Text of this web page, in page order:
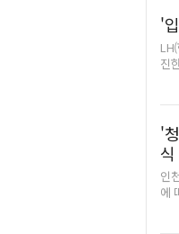
지
형
거
'
진
및
택
충
사
지
'
인
에